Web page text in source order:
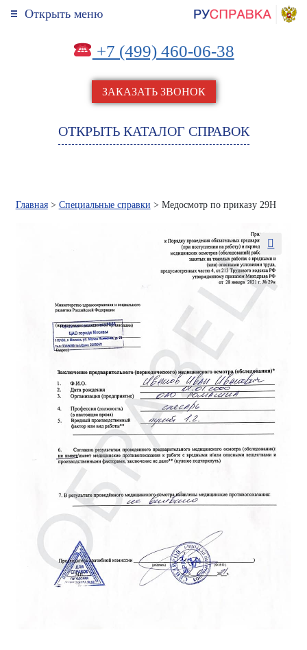
Открыть меню
ОТКРЫТЬ КАТАЛОГ СПРАВОК
+7 (499) 460-06-38
ЗАКАЗАТЬ ЗВОНОК
Главная> Специальные справки > Медосмотр по приказу 29Н